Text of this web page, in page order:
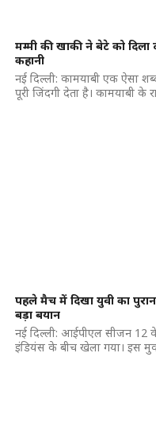
मम्मी की खाकी ने बेटे को दिला
कहानी
नई दिल्ली: कामयाबी एक ऐसा
पूरी जिंदगी देता है। कामयाबी के
पहले मैच में दिखा युवी का
बड़ा बयान
नई दिल्ली: आईपीएल सीजन 12
इंडियंस के बीच खेला गया। इस